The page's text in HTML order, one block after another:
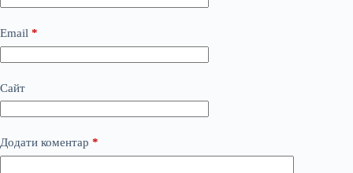
Email *
Сайт
Додати коментар *